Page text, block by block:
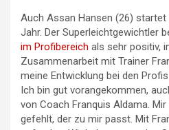
Auch Assan Hansen (26) startet
Jahr. Der Superleichtgewichtler
im Profibereich als sehr positiv,
Zusammenarbeit mit Trainer
meine Entwicklung bei den
Ich bin gut vorangekommen,
von Coach Franquis Aldama.
gefehlt, der zu mir passt. Mit